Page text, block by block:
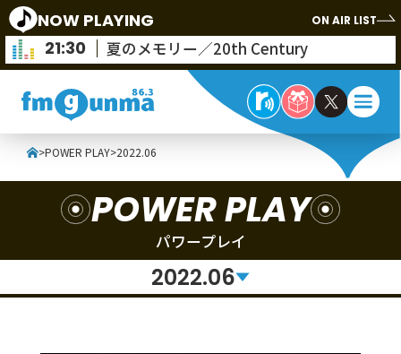
NOW PLAYING ON AIR LIST
21:30 夏のメモリー／20th Century
>POWER PLAY>2022.06
POWER PLAY
パワープレイ
2022.06